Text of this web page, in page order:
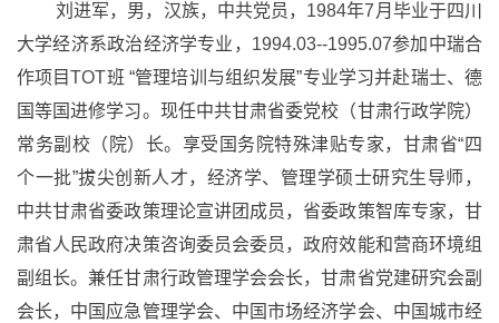
刘进军，男，汉族，中共党员， 1984年7 月毕业于四川
大学经济系政治经济学专业， 1994.03--1995.07参加中瑞合
作项目TOT班 “管理培训与组织发展”专业学习并赴瑞士、德
国等国进修学习。现任中共甘肃省委党校（甘肃行政学院）
常务副校（院）长。享受国务院特殊津贴专家，甘肃省“四
个一批”拔尖创新人才，经济学、管理学硕士研究生导师，
中共甘肃省委政策理论宣讲团成员，省委政策智库专家，甘
肃省人民政府决策咨询委员会委员，政府效能和营商环境组
副组长。兼任甘肃行政管理学会会长，甘肃省党建研究会副
会长，中国应急管理学会、中国市场经济学会、中国城市经